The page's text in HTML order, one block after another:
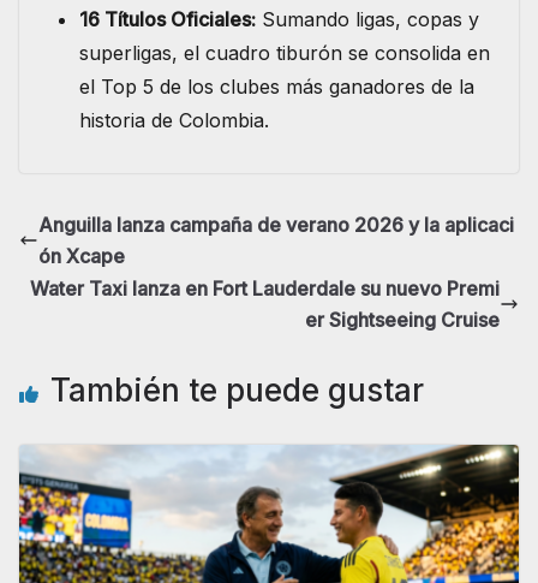
16 Títulos Oficiales: Sumando ligas, copas y
superligas, el cuadro tiburón se consolida en
el Top 5 de los clubes más ganadores de la
historia de Colombia.
Anguilla lanza campaña de verano 2026 y la aplicaci
ón Xcape
Water Taxi lanza en Fort Lauderdale su nuevo Premi
er Sightseeing Cruise
También te puede gustar